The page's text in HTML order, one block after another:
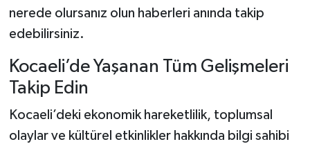
nerede olursanız olun haberleri anında takip
edebilirsiniz.
Kocaeli’de Yaşanan Tüm Gelişmeleri
Takip Edin
Kocaeli’deki ekonomik hareketlilik, toplumsal
olaylar ve kültürel etkinlikler hakkında bilgi sahibi